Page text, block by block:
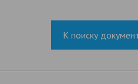
К поиску